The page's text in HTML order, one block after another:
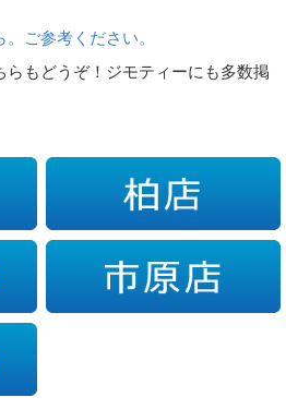
ご参考ください。
もどうぞ！ジモティーにも多数掲